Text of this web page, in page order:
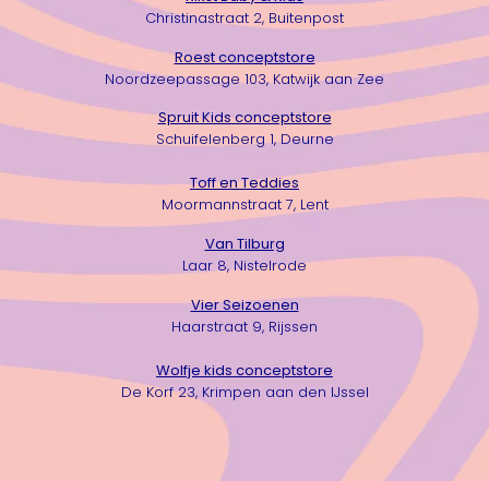
Christinastraat 2, Buitenpost
Roest conceptstore
Noordzeepassage 103, Katwijk aan Zee
Spruit Kids conceptstore
Schuifelenberg 1, Deurne
Toff en Teddies
Moormannstraat 7, Lent
Van Tilburg
Laar 8, Nistelrode
Vier Seizoenen
Haarstraat 9, Rijssen
Wolfje kids conceptstore
De Korf 23, Krimpen aan den IJssel